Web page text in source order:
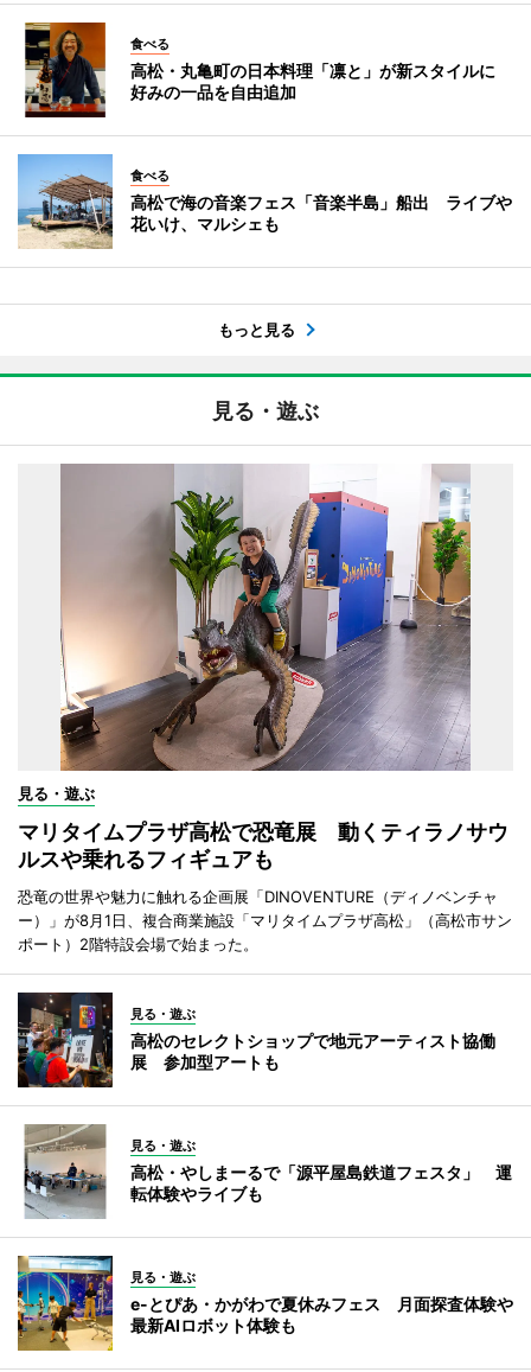
食べる
高松・丸亀町の日本料理「凛と」が新スタイルに
好みの一品を自由追加
食べる
高松で海の音楽フェス「音楽半島」船出 ライブや
花いけ、マルシェも
もっと見る
見る・遊ぶ
見る・遊ぶ
マリタイムプラザ高松で恐竜展 動くティラノサウ
ルスや乗れるフィギュアも
恐竜の世界や魅力に触れる企画展「DINOVENTURE（ディノベンチャ
ー）」が8月1日、複合商業施設「マリタイムプラザ高松」（高松市サン
ポート）2階特設会場で始まった。
見る・遊ぶ
高松のセレクトショップで地元アーティスト協働
展 参加型アートも
見る・遊ぶ
高松・やしまーるで「源平屋島鉄道フェスタ」 運
転体験やライブも
見る・遊ぶ
e-とぴあ・かがわで夏休みフェス 月面探査体験や
最新AIロボット体験も